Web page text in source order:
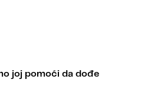
joj pomoći da dođe